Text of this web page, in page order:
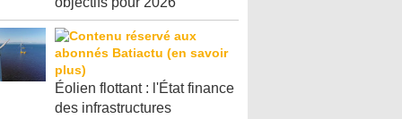
Éolien flottant : l'État finance
des infrastructures